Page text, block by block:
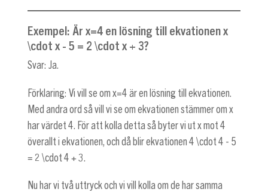
Exempel: Ärx=4en lösning till ekvationenx
\cdot x - 5 = 2 \cdot x + 3?
Svar: Ja.
Förklaring: Vi vill se om x=4 är en lösning till ekvationen.
Med andra ord så vill vi se om ekvationen stämmer om x
har värdet 4. För att kolla detta så byter vi ut x mot 4
överallt i ekvationen, och då blir ekvationen 4 \cdot 4 - 5
= 2 \cdot 4 + 3.
Nu har vi två uttryck och vi vill kolla om de har samma